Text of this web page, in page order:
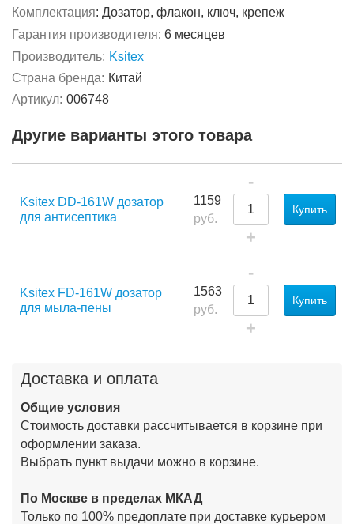
Комплектация: Дозатор, флакон, ключ, крепеж
Гарантия производителя: 6 месяцев
Производитель: Ksitex
Страна бренда: Китай
Артикул: 006748
Другие варианты этого товара
Ksitex DD-161W дозатор
для антисептика
1159
руб.
-
+
Купить
Ksitex FD-161W дозатор
для мыла-пены
1563
руб.
-
+
Купить
Доставка и оплата
Общие условия
Стоимость доставки рассчитывается в корзине при
оформлении заказа.
Выбрать пункт выдачи можно в корзине.
По Москве в пределах МКАД
Только по 100% предоплате при доставке курьером